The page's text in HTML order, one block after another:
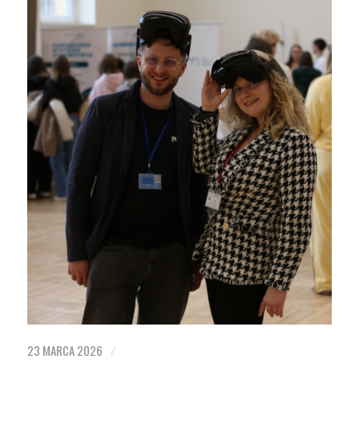
23 MARCA 2026 /